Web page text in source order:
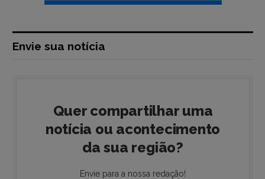
Envie sua notícia
Quer compartilhar uma
notícia ou acontecimento
da sua região?
Envie para a nossa redação!